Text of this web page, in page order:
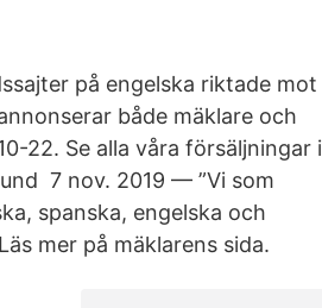
på engelska riktade mot
både mäklare och
22. Se alla våra försäljningar i
7 nov. 2019 — ”Vi som
spanska, engelska och
mer på mäklarens sida.